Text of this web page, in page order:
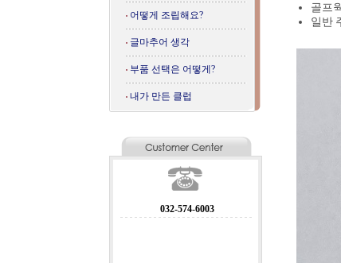
어떻게 조립해요?
글마추어 생각
부품 선택은 어떻게?
내가 만든 클럽
032-574-6003
골프
일반